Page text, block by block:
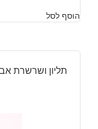
הוסף לסל
תליון ושרשרת